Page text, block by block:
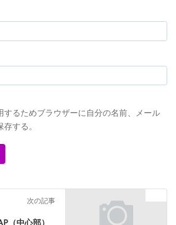
するためブラウザーに自分の名前、メール
する。
次の記事
（中心部）